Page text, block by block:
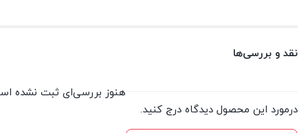
نقد و بررسی‌ها
درمورد این محصول دیدگاه درج کنید.
هنوز بررسی‌ای ثبت نشده